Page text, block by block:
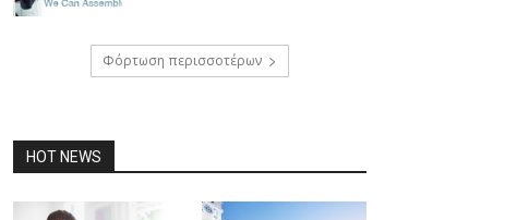
Φόρτωση περισσοτέρων
HOT NEWS